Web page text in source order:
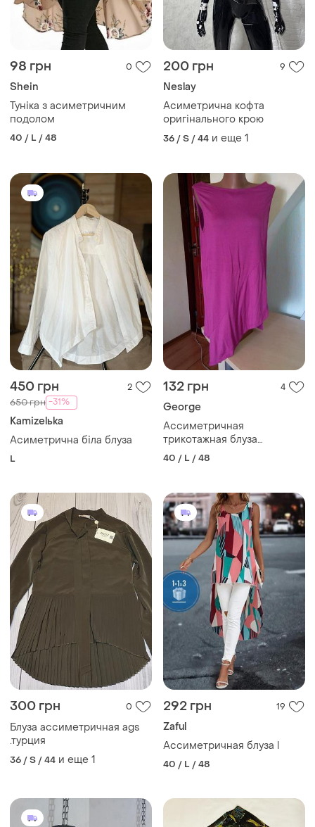
98 грн 0
Shein
Туніка з асиметричним
подолом
40 / L / 48
200 грн 9
Neslay
Асиметрична кофта
оригінального крою
36 / S / 44 и еще 1
450 грн 2
650 грн -31%
Kamizelьka
Асиметрична біла блуза
L
132 грн 4
George
Ассиметричная
трикотажная блуза
сиреневого цвета
40 / L / 48
300 грн 0
Блуза ассиметричная ags
.турция
36 / S / 44 и еще 1
292 грн 19
Zaful
Ассиметричная блуза l
40 / L / 48